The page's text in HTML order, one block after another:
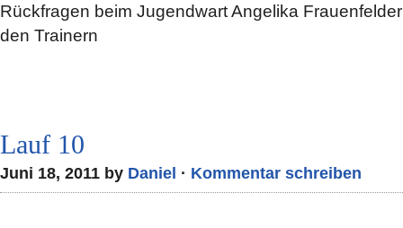
Rückfragen beim Jugendwart Angelika
den Trainern
Lauf 10
Juni 18, 2011 by Daniel · Kommentar schreiben